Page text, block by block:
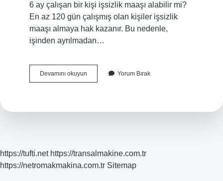
6 ay çalışan bir kişi işsizlik maaşı alabilir mi?
En az 120 gün çalışmış olan kişiler işsizlik
maaşı almaya hak kazanır. Bu nedenle,
işinden ayrılmadan…
Devamını okuyunYurt
Dışına
Yorum Bırak
https://tufti.net https://transalmakine.com.tr
https://netromakmakina.com.tr Sitemap